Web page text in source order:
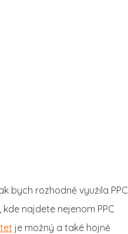
bych rozhodně využila PPC
najdete nejenom PPC
je možný a také hojně